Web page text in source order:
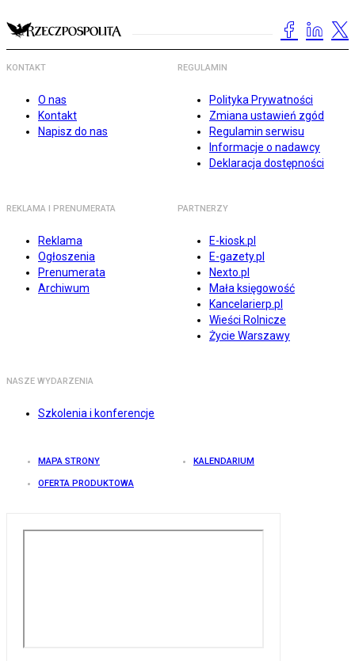
KONTAKT
O nas
Kontakt
Napisz do nas
REGULAMIN
Polityka Prywatności
Zmiana ustawień zgód
Regulamin serwisu
Informacje o nadawcy
Deklaracja dostępności
REKLAMA I PRENUMERATA
Reklama
Ogłoszenia
Prenumerata
Archiwum
PARTNERZY
E-kiosk.pl
E-gazety.pl
Nexto.pl
Mała księgowość
Kancelarierp.pl
Wieści Rolnicze
Życie Warszawy
NASZE WYDARZENIA
Szkolenia i konferencje
MAPA STRONY KALENDARIUM
OFERTA PRODUKTOWA